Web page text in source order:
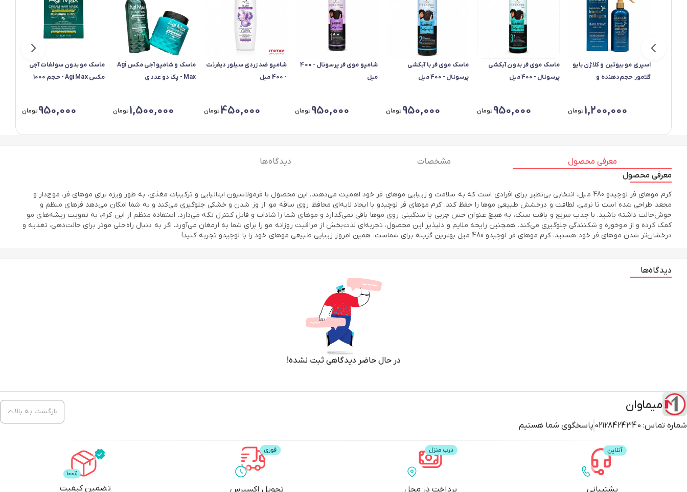
اسپری مو بیوتین و کلاژن بایو
گلامور حجم‌دهنده و
1,200,000تومان
ماسک موی فر بدون آبکشی
پرسونال - 400 میل
950,000تومان
ماسک موی فر با آبکشی
پرسونال - 400 میل
950,000تومان
شامپو موی فر پرسونال - 400
میل
950,000تومان
شامپو ضد زردی سیلور دیفرنت
- 400 میل
450,000تومان
ماسک و شامپو آجی مکس Agi
Max - پک دو عددی
1,500,000تومان
ماسک مو بدون سولفات آجی
مکس Agi Max - حجم 1000
950,000تومان
معرفی محصول مشخصات
دیدگاه ها
معرفی محصول
کرم موهای فر لوچیدو 480 میل، انتخابی بی‌نظیر برای افرادی است که به سلامت و زیبایی موهای فر خود اهمیت می‌دهند. این محصول با فرمولاسیون ایتالیایی و ترکیبات مغذی، به طور ویژه برای موهای فر، موج‌دار و
مجعد طراحی شده است تا نرمی، لطافت و درخشش طبیعی موها را حفظ کند. کرم موهای فر لوچیدو با ایجاد لایه‌ای محافظ روی ساقه مو، از وز شدن و خشکی جلوگیری می‌کند و به شما امکان می‌دهد فرهای منظم و
خوش‌حالت داشته باشید. با جذب سریع و بافت سبک، به هیچ عنوان حس چربی یا سنگینی روی موها باقی نمی‌گذارد و موهای شما را شاداب و قابل کنترل نگه می‌دارد. استفاده منظم از این کرم، به تقویت ریشه‌های مو
کمک کرده و از موخوره و شکنندگی جلوگیری می‌کند. همچنین رایحه ملایم و دلپذیر این محصول، تجربه‌ای لذت‌بخش از مراقبت روزانه مو را برای شما به ارمغان می‌آورد. اگر به دنبال راه‌حلی موثر برای حالت‌دهی، تغذیه و
درخشان‌تر شدن موهای فر خود هستید، کرم موهای فر لوچیدو 480 میل بهترین گزینه برای شماست. همین امروز زیبایی طبیعی موهای خود را با لوچیدو تجربه کنید!
دیدگاه‌ها
در حال حاضر دیدگاهی ثبت نشده!
میماوان
شماره تماس: 02128424340 پاسخگوی شما هستیم
بازگشت به بالا
پشتیبانی پرداخت در محل تحویل اکسپرس تضمین کیفیت